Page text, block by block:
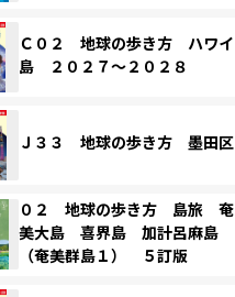
Ｃ０２ 地球の歩き方 ハワイ
島 ２０２７～２０２８
Ｊ３３ 地球の歩き方 墨田区
０２ 地球の歩き方 島旅 奄
美大島 喜界島 加計呂麻島
（奄美群島１） ５訂版